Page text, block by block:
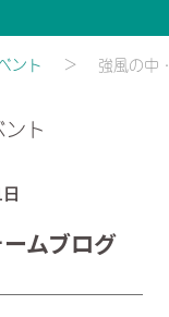
ント 強風の中
ト
ムブログ